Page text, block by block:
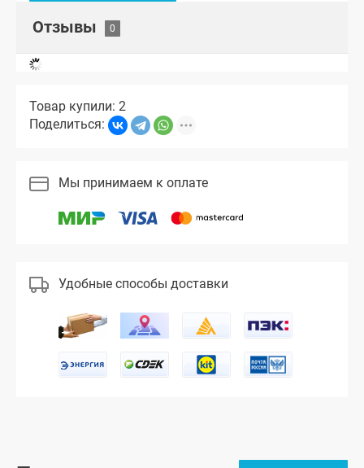
Отзывы
Товар купили: 2
Поделиться:
Мы принимаем к оплате
Удобные способы доставки